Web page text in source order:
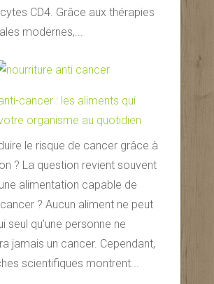
CD4. Grâce aux thérapies
modernes,...
cancer : les aliments qui
organisme au quotidien
le risque de cancer grâce à
? La question revient souvent
alimentation capable de
? Aucun aliment ne peut
seul qu’une personne ne
jamais un cancer. Cependant,
scientifiques montrent...